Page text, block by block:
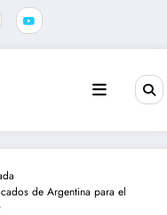
de Argentina para el